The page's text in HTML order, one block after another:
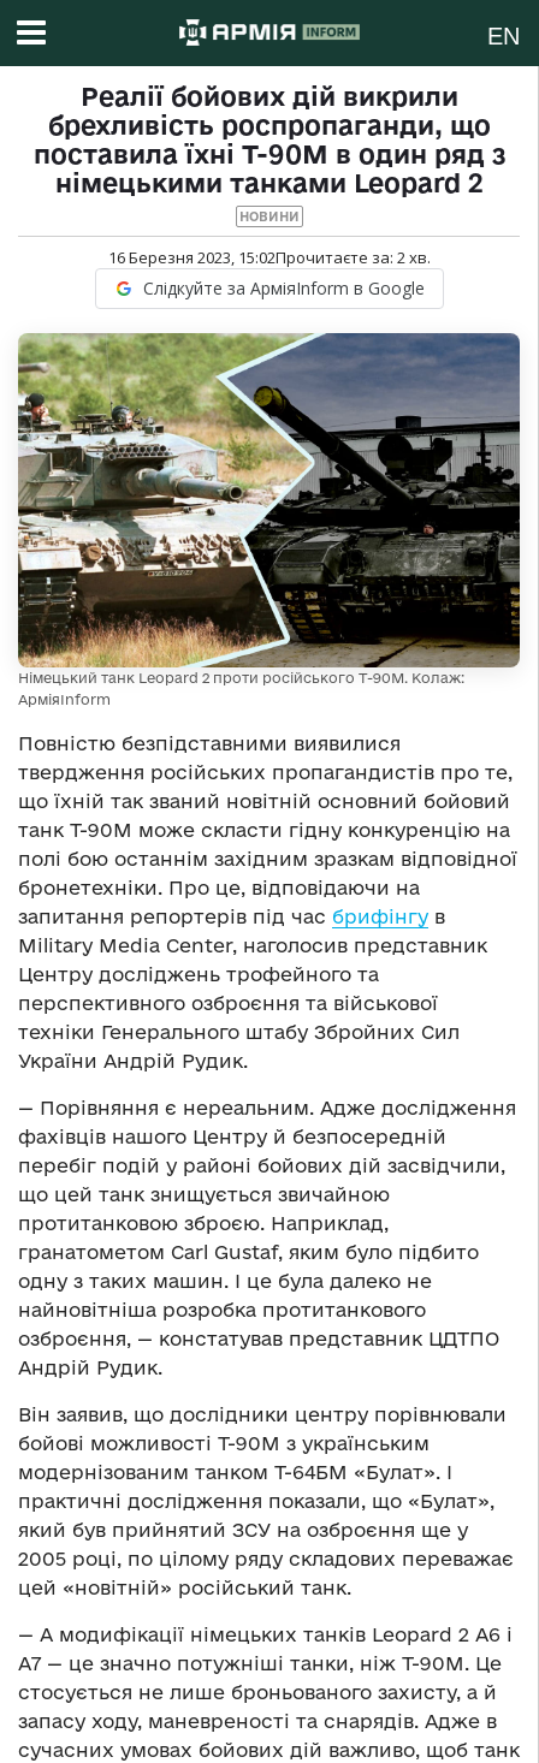
EN
Реалії бойових дій викрили
брехливість роспропаганди, що
поставила їхні Т-90М в один ряд з
німецькими танками Leopard 2
НОВИНИ
16 Березня 2023, 15:02Прочитаєте за: 2хв.
Слідкуйте за АрміяInform в Google
Німецький танк Leopard 2 проти російського Т-90М. Колаж:
АрміяInform
Повністю безпідставними виявилися
твердження російських пропагандистів про те,
що їхній так званий новітній основний бойовий
танк Т-90М може скласти гідну конкуренцію на
полі бою останнім західним зразкам відповідної
бронетехніки. Про це, відповідаючи на
запитання репортерів під час брифінгу в
Military Media Center, наголосив представник
Центру досліджень трофейного та
перспективного озброєння та військової
техніки Генерального штабу Збройних Сил
України Андрій Рудик.
— Порівняння є нереальним. Адже дослідження
фахівців нашого Центру й безпосередній
перебіг подій у районі бойових дій засвідчили,
що цей танк знищується звичайною
протитанковою зброєю. Наприклад,
гранатометом Carl Gustaf, яким було підбито
одну з таких машин. І це була далеко не
найновітніша розробка протитанкового
озброєння, — констатував представник ЦДТПО
Андрій Рудик.
Він заявив, що дослідники центру порівнювали
бойові можливості Т-90М з українським
модернізованим танком Т-64БМ «Булат». І
практичні дослідження показали, що «Булат»,
який був прийнятий ЗСУ на озброєння ще у
2005 році, по цілому ряду складових переважає
цей «новітній» російський танк.
— А модифікації німецьких танків Leopard 2 А6 і
А7 — це значно потужніші танки, ніж Т-90М. Це
стосується не лише броньованого захисту, а й
запасу ходу, маневреності та снарядів. Адже в
сучасних умовах бойових дій важливо, щоб танк